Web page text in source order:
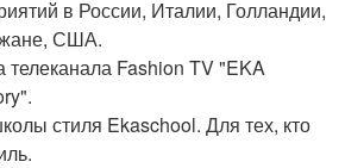
в России, Италии, Голландии,
США.
телеканала Fashion TV "EKA
стиля Ekaschool. Для тех, кто